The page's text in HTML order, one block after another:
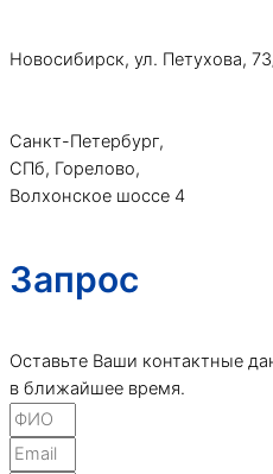
Новосибирск, ул. Петухова,
Санкт-Петербург,
СПб, Горелово,
Волхонское шоссе 4
Запрос
Оставьте Ваши контактные
в ближайшее время.